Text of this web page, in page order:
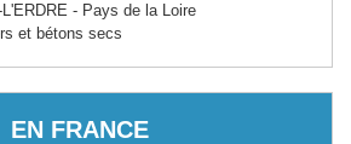
- Pays de la Loire
et bétons secs
EN FRANCE